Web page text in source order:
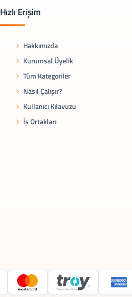
Hızlı Erişim
Hakkımızda
Kurumsal Üyelik
Tüm Kategoriler
Nasıl Çalışır?
Kullanıcı Kılavuzu
İş Ortakları